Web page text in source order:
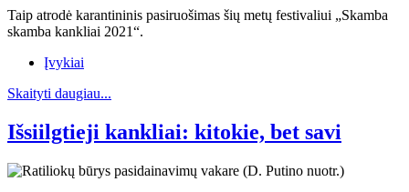
Taip atrodė karantininis pasiruošimas šių metų festivaliui „Skamba
skamba kankliai 2021“.
Įvykiai
Skaityti daugiau...
Išsiilgtieji kankliai: kitokie, bet savi